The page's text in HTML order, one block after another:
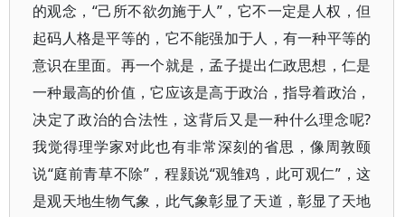
的观念，“己所不欲勿施于人”，它不一定是人权，但
起码人格是平等的，它不能强加于人，有一种平等的
意识在里面。再一个就是，孟子提出仁政思想，仁是
一种最高的价值，它应该是高于政治，指导着政治，
决定了政治的合法性，这背后又是一种什么理念呢?
我觉得理学家对此也有非常深刻的省思，像周敦颐
说“庭前青草不除”，程颢说“观雏鸡，此可观仁”，这
是观天地生物气象，此气象彰显了天道，彰显了天地